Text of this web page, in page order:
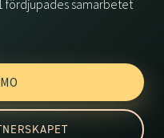
fördjupades samarbetet